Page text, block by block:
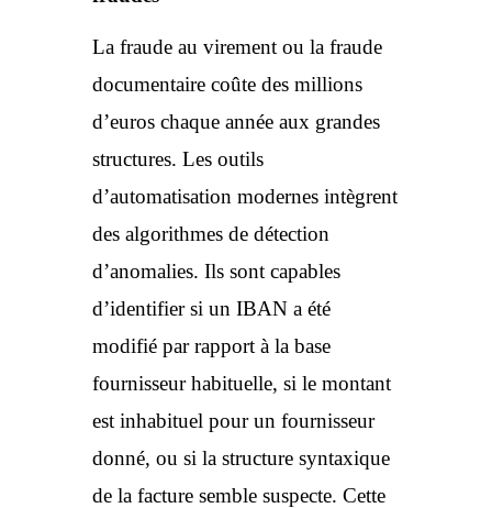
La fraude au virement ou la fraude
documentaire coûte des millions
d’euros chaque année aux grandes
structures. Les outils
d’automatisation modernes intègrent
des algorithmes de détection
d’anomalies. Ils sont capables
d’identifier si un IBAN a été
modifié par rapport à la base
fournisseur habituelle, si le montant
est inhabituel pour un fournisseur
donné, ou si la structure syntaxique
de la facture semble suspecte. Cette